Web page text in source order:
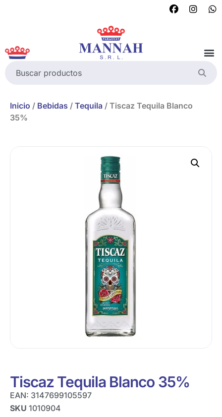
Inicio / Bebidas / Tequila / Tiscaz Tequila Blanco
35%
Tiscaz Tequila Blanco 35%
EAN: 3147699105597
SKU 1010904